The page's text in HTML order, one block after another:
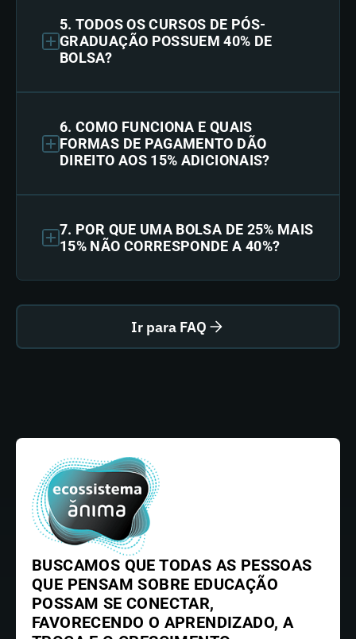
5. TODOS OS CURSOS DE PÓS-
GRADUAÇÃO POSSUEM 40% DE
BOLSA?
6. COMO FUNCIONA E QUAIS
FORMAS DE PAGAMENTO DÃO
DIREITO AOS 15% ADICIONAIS?
7. POR QUE UMA BOLSA DE 25% MAIS
15% NÃO CORRESPONDE A 40%?
Ir para FAQ
BUSCAMOS QUE TODAS AS PESSOAS
QUE PENSAM SOBRE EDUCAÇÃO
POSSAM SE CONECTAR,
FAVORECENDO O APRENDIZADO, A